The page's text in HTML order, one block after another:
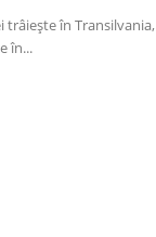
trâiește în Transilvania,
în...